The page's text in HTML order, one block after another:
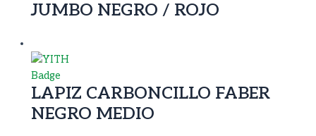
JUMBO NEGRO / ROJO
LAPIZ CARBONCILLO FABER
NEGRO MEDIO